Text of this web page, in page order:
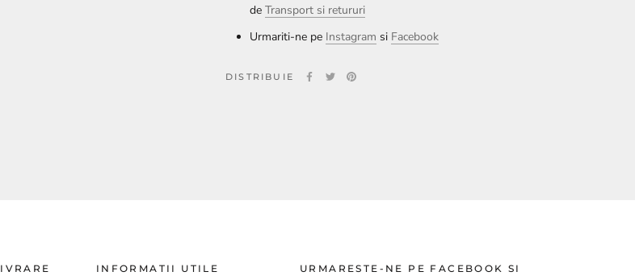
de Transport si retururi
Urmariti-ne pe Instagram si Facebook
DISTRIBUIE
INFORMATII UTILE
URMARESTE-NE PE FACEBOOK SI